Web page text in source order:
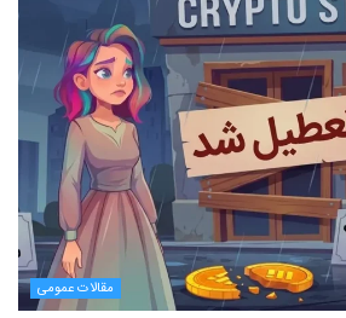
مقالات عمومی